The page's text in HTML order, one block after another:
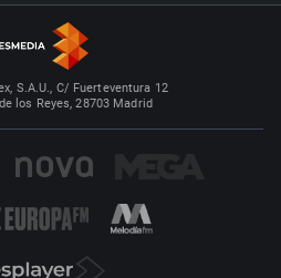
S.A.U., C/ Fuerteventura 12
los Reyes, 28703 Madrid